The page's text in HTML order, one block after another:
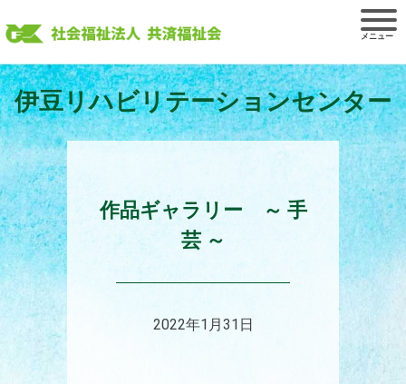
to
content
伊豆リハビリテーションセンター
作品ギャラリー ～ 手
芸 ～
2022年1月31日